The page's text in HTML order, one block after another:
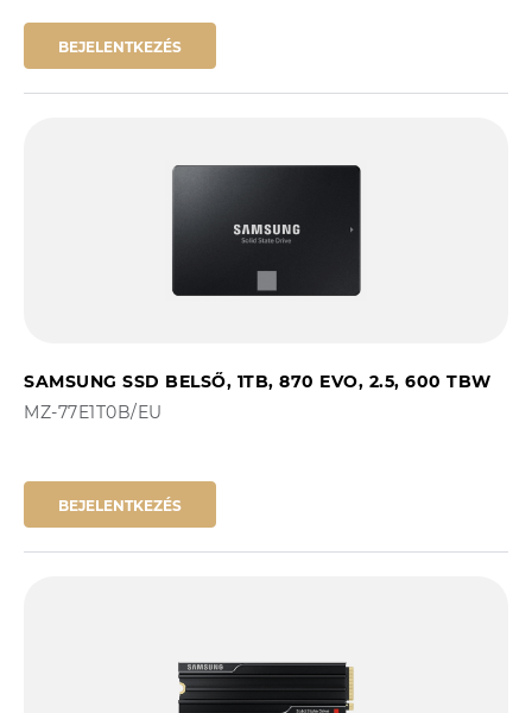
BEJELENTKEZÉS
SAMSUNG SSD BELSŐ, 1TB, 870 EVO, 2.5, 600 TBW
MZ-77E1T0B/EU
BEJELENTKEZÉS